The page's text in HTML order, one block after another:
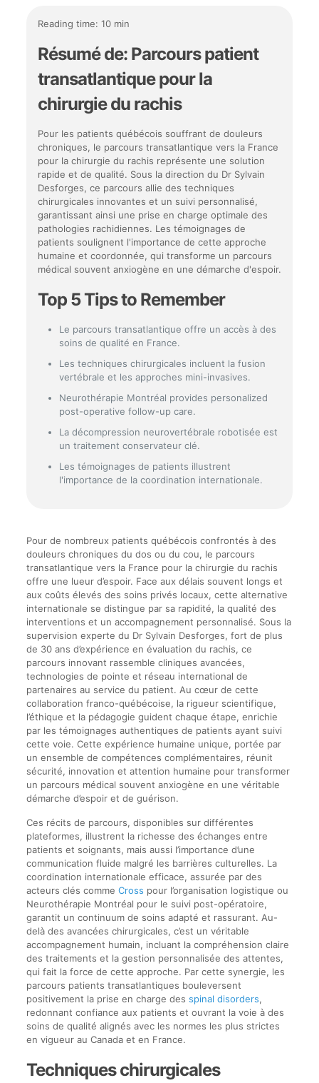
Reading time: 10 min
Résumé de: Parcours patient
transatlantique pour la
chirurgie du rachis
Pour les patients québécois souffrant de douleurs
chroniques, le parcours transatlantique vers la France
pour la chirurgie du rachis représente une solution
rapide et de qualité. Sous la direction du Dr Sylvain
Desforges, ce parcours allie des techniques
chirurgicales innovantes et un suivi personnalisé,
garantissant ainsi une prise en charge optimale des
pathologies rachidiennes. Les témoignages de
patients soulignent l'importance de cette approche
humaine et coordonnée, qui transforme un parcours
médical souvent anxiogène en une démarche d'espoir.
Top 5 Tips to Remember
Le parcours transatlantique offre un accès à des
soins de qualité en France.
Les techniques chirurgicales incluent la fusion
vertébrale et les approches mini-invasives.
Neurothérapie Montréal provides personalized
post-operative follow-up care.
La décompression neurovertébrale robotisée est
un traitement conservateur clé.
Les témoignages de patients illustrent
l'importance de la coordination internationale.
Pour de nombreux patients québécois confrontés à des
douleurs chroniques du dos ou du cou, le parcours
transatlantique vers la France pour la chirurgie du rachis
offre une lueur d’espoir. Face aux délais souvent longs et
aux coûts élevés des soins privés locaux, cette alternative
internationale se distingue par sa rapidité, la qualité des
interventions et un accompagnement personnalisé. Sous la
supervision experte du Dr Sylvain Desforges, fort de plus
de 30 ans d’expérience en évaluation du rachis, ce
parcours innovant rassemble cliniques avancées,
technologies de pointe et réseau international de
partenaires au service du patient. Au cœur de cette
collaboration franco-québécoise, la rigueur scientifique,
l’éthique et la pédagogie guident chaque étape, enrichie
par les témoignages authentiques de patients ayant suivi
cette voie. Cette expérience humaine unique, portée par
un ensemble de compétences complémentaires, réunit
sécurité, innovation et attention humaine pour transformer
un parcours médical souvent anxiogène en une véritable
démarche d’espoir et de guérison.
Ces récits de parcours, disponibles sur différentes
plateformes, illustrent la richesse des échanges entre
patients et soignants, mais aussi l’importance d’une
communication fluide malgré les barrières culturelles. La
coordination internationale efficace, assurée par des
acteurs clés comme Cross pour l’organisation logistique ou
Neurothérapie Montréal pour le suivi post-opératoire,
garantit un continuum de soins adapté et rassurant. Au-
delà des avancées chirurgicales, c’est un véritable
accompagnement humain, incluant la compréhension claire
des traitements et la gestion personnalisée des attentes,
qui fait la force de cette approche. Par cette synergie, les
parcours patients transatlantiques bouleversent
positivement la prise en charge des spinal disorders,
redonnant confiance aux patients et ouvrant la voie à des
soins de qualité alignés avec les normes les plus strictes
en vigueur au Canada et en France.
Techniques chirurgicales